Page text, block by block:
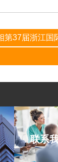
江国际科研、医疗仪器
联系